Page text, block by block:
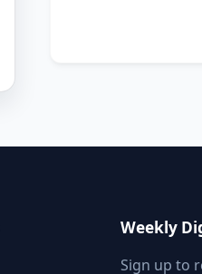
Weekly
Sign up to